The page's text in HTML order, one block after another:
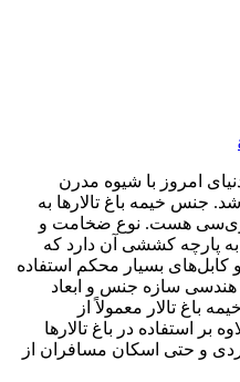
امروز با شیوه مدرن
جنس خیمه باغ تالارها به
هست. نوع ضخامت و
پارچه کششی آن دارد که
بسیار محکم استفاده
هندسی سازه جنس و ابعاد
باغ تالار معمولاً از
بر استفاده در باغ تالارها
و حتی اسکان مسافران از